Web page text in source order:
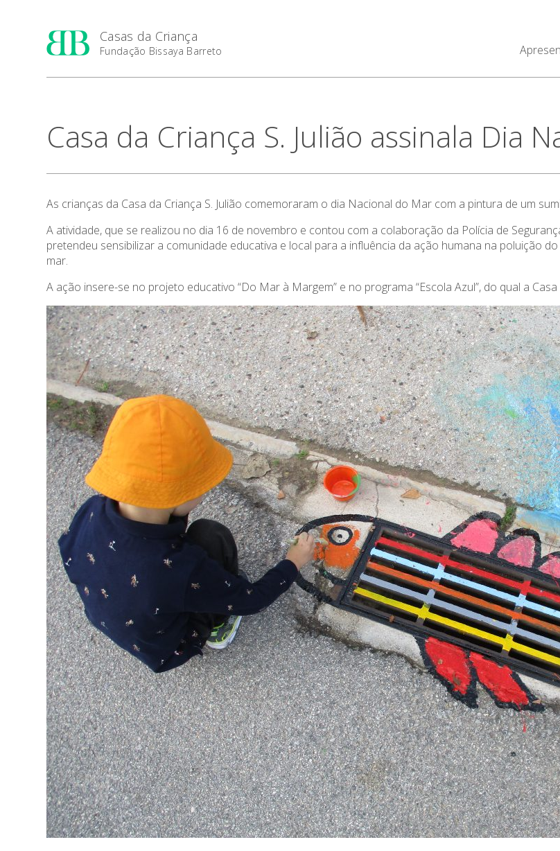
Casas da Criança
Fundação Bissaya Barreto
Casa da Criança S. Julião assinala Dia
As crianças da Casa da Criança S. Julião comemoraram o dia Nacional do Mar com a pintura de um
A atividade, que se realizou no dia 16 de novembro e contou com a colaboração da Polícia de
pretendeu sensibilizar a comunidade educativa e local para a influência da ação humana na poluição
mar.
A ação insere-se no projeto educativo “Do Mar à Margem” e no programa “Escola Azul”, do qual a